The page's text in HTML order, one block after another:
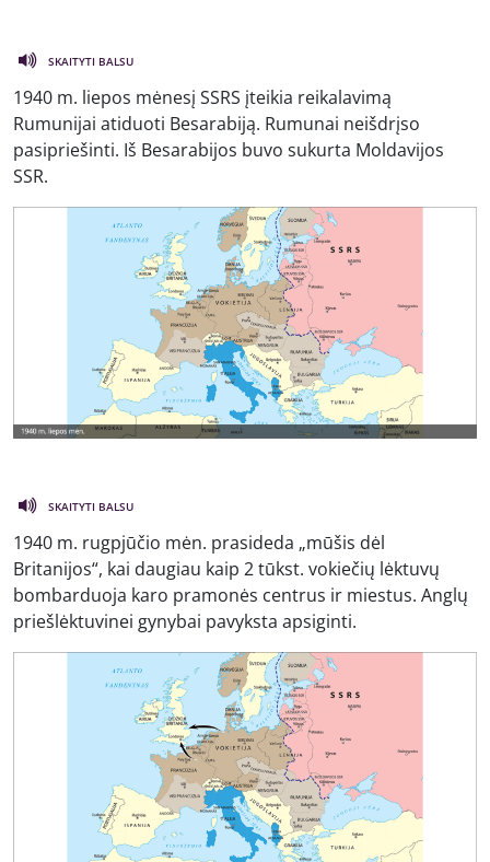
SKAITYTI BALSU
1940 m. liepos mėnesį SSRS įteikia reikalavimą
Rumunijai atiduoti Besarabiją. Rumunai neišdrįso
pasipriešinti. Iš Besarabijos buvo sukurta Moldavijos
SSR.
SKAITYTI BALSU
1940 m. rugpjūčio mėn. prasideda „mūšis dėl
Britanijos“, kai daugiau kaip 2 tūkst. vokiečių lėktuvų
bombarduoja karo pramonės centrus ir miestus. Anglų
priešlėktuvinei gynybai pavyksta apsiginti.